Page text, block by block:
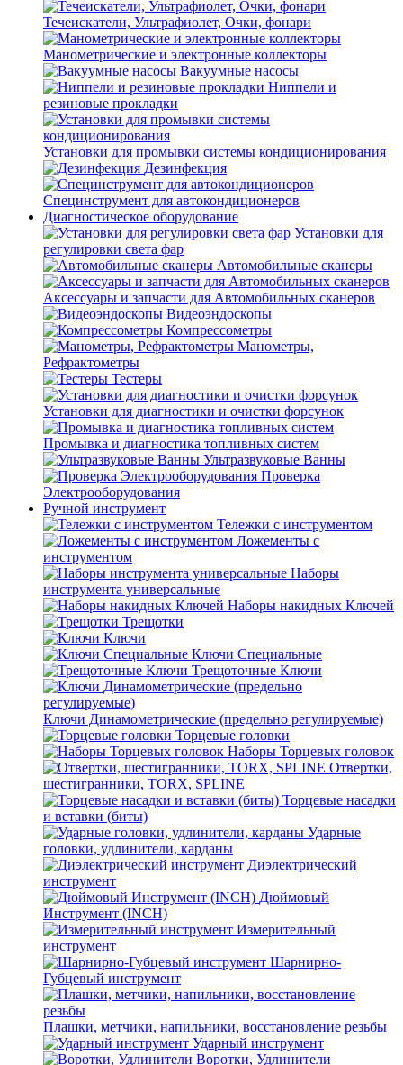
Течеискатели, Ультрафиолет, Очки, фонари
Манометрические и электронные коллекторы
Вакуумные насосы
Ниппели и
резиновые прокладки
Установки для промывки системы кондиционирования
Дезинфекция
Специнструмент для автокондиционеров
Диагностическое оборудование
Установки для
регулировки света фар
Автомобильные сканеры
Аксессуары и запчасти для Автомобильных сканеров
Видеоэндоскопы
Компрессометры
Манометры,
Рефрактометры
Тестеры
Установки для диагностики и очистки форсунок
Промывка и диагностика топливных систем
Ультразвуковые Ванны
Проверка
Электрооборудования
Ручной инструмент
Тележки с инструментом
Ложементы с
инструментом
Наборы
инструмента универсальные
Наборы накидных Ключей
Трещотки
Ключи
Ключи Специальные
Трещоточные Ключи
Ключи Динамометрические (предельно регулируемые)
Торцевые головки
Наборы Торцевых головок
Отвертки,
шестигранники, TORX, SPLINE
Торцевые насадки
и вставки (биты)
Ударные
головки, удлинители, карданы
Диэлектрический
инструмент
Дюймовый
Инструмент (INCH)
Измерительный
инструмент
Шарнирно-
Губцевый инструмент
Плашки, метчики, напильники, восстановление резьбы
Ударный инструмент
Воротки, Удлинители